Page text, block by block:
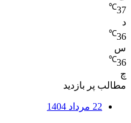
37
℃
د
36
℃
س
36
℃
چ
مطالب پر بازدید
22 مرداد 1404